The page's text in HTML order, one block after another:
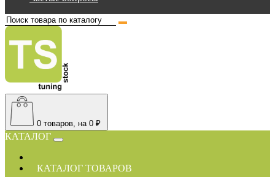
0 товаров, на 0 ₽
КАТАЛОГ
КАТАЛОГ ТОВАРОВ